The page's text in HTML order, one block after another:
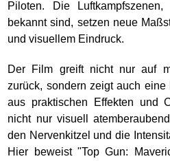
Piloten. Die
bekannt sind, setzen neue
und visuellem Eindruck.
Der Film greift nicht nur auf
zurück, sondern zeigt auch
aus praktischen Effekten und
nicht nur visuell
den Nervenkitzel und die
Hier beweist "Top Gun: